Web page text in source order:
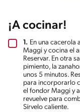
¡A cocinar!
1. En una cacerola
Maggi y cocina el
Reservar. En otra
pimiento, la
unos 5 minutos.
para incorporarlo
el fondor Maggi y
revuelve para
Sírvelo caliente.